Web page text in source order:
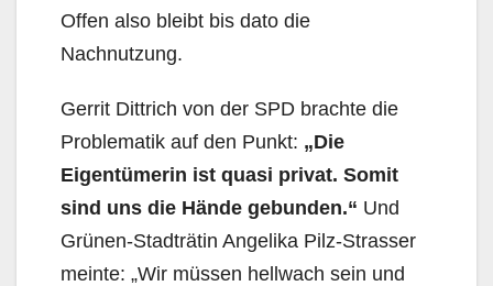
Offen also bleibt bis dato die
Nachnutzung.
Gerrit Dittrich von der SPD brachte die
Problematik auf den Punkt: „Die
Eigentümerin ist quasi privat. Somit
sind uns die Hände gebunden.“ Und
Grünen-Stadträtin Angelika Pilz-Strasser
meinte: „Wir müssen hellwach sein und